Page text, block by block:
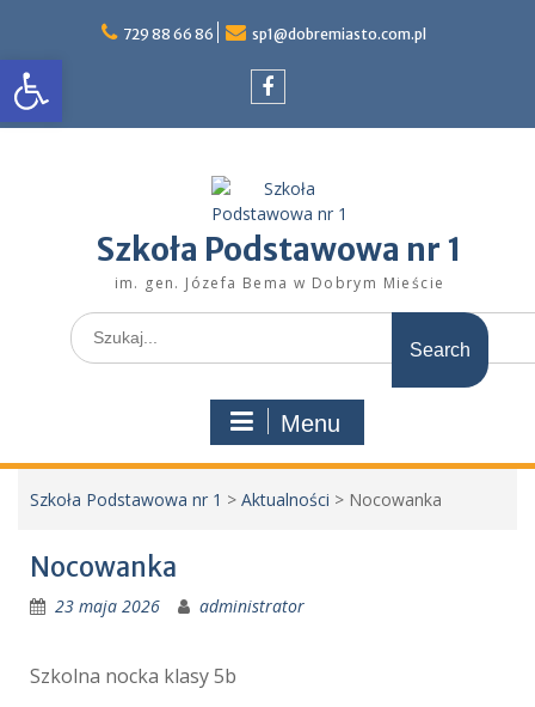
Otwórz pasek narzędzicontent
729 88 66 86 sp1@dobremiasto.com.pl
Szkoła Podstawowa nr 1
im. gen. Józefa Bema w Dobrym Mieście
Search
for:
Menu
Szkoła Podstawowa nr 1 > Aktualności > Nocowanka
Nocowanka
23 maja 2026 administrator
Szkolna nocka klasy 5b